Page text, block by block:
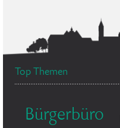
Top Themen
Bürgerbüro